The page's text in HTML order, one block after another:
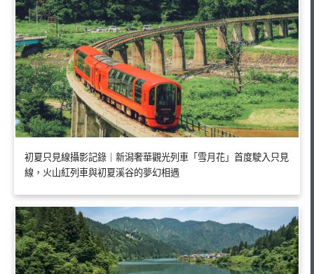
初夏只見線攝影記錄｜新潟奢華觀光列車「雪月花」首度駛入只見
線，火山紅列車與初夏溪谷的夢幻相遇